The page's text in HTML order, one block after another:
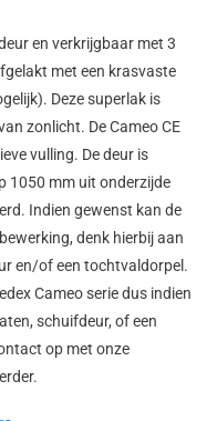
en verkrijgbaar met 3
met een krasvaste
Deze superlak is
zonlicht. De Cameo CE
vulling. De deur is
1050 mm uit onderzijde
Indien gewenst kan de
denk hierbij aan
en/of een tochtvaldorpel.
Cameo serie dus indien
schuifdeur, of een
op met onze